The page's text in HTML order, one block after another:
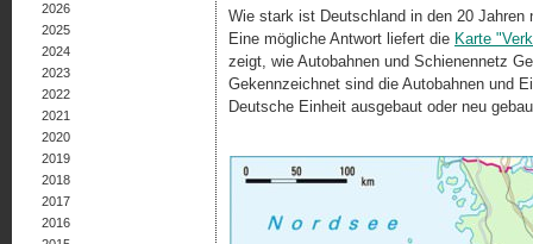
Wie stark ist Deutschland in den 20 Jahren
Eine mögliche Antwort liefert die Karte
zeigt, wie Autobahnen und Schienennetz
Gekennzeichnet sind die Autobahnen und
Deutsche Einheit ausgebaut oder neu
2026
2025
2024
2023
2022
2021
2020
2019
2018
2017
2016